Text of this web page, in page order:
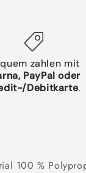
zahlen mit
PayPal oder
Debitkarte.
100 %